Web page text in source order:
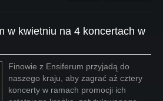
w kwietniu na 4 koncertach w
Finowie z Ensiferum przyjadą do
naszego kraju, aby zagrać aż cztery
koncerty w ramach promocji ich